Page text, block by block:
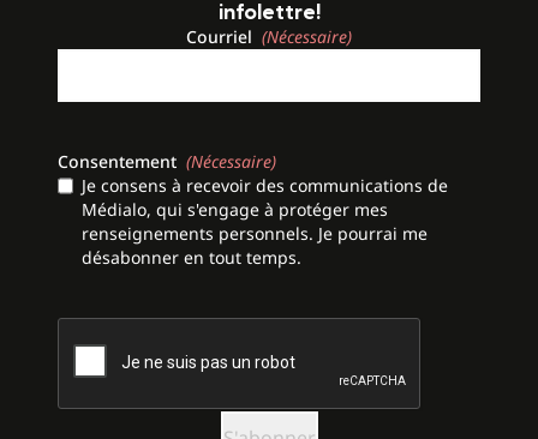
infolettre!
Courriel (Nécessaire)
Consentement (Nécessaire)
Je consens à recevoir des communications de
Médialo, qui s'engage à protéger mes
renseignements personnels. Je pourrai me
désabonner en tout temps.